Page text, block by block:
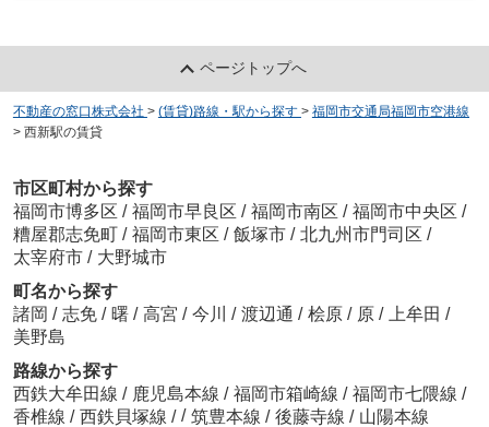
ページトップへ
不動産の窓口株式会社 > (賃貸)路線・駅から探す > 福岡市交通局福岡市空港線
> 西新駅の賃貸
市区町村から探す
福岡市博多区 / 福岡市早良区 / 福岡市南区 / 福岡市中央区 /
糟屋郡志免町 / 福岡市東区 / 飯塚市 / 北九州市門司区 /
太宰府市 / 大野城市
町名から探す
諸岡 / 志免 / 曙 / 高宮 / 今川 / 渡辺通 / 桧原 / 原 / 上牟田 /
美野島
路線から探す
西鉄大牟田線 / 鹿児島本線 / 福岡市箱崎線 / 福岡市七隈線 /
香椎線 / 西鉄貝塚線 / / 筑豊本線 / 後藤寺線 / 山陽本線